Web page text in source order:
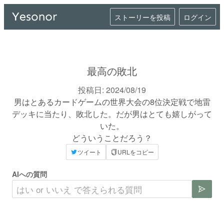
ストーリーを投稿 ログイン
最高の敗北
投稿日: 2024/08/19
男はとあるカードゲームの世界大会の8位決定戦で地雷
デッキに当たり、敗北した。だが男はとても嬉しがって
いた。
どういうことだろう？
ツイート URLをコピー
AIへの質問